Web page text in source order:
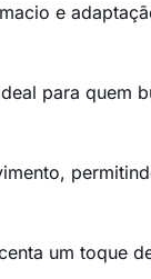
e
para quem
um